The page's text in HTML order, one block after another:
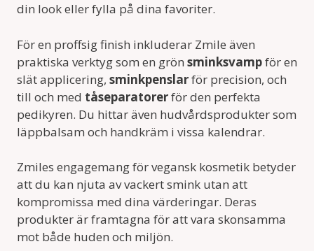
din look eller fylla på dina favoriter.
För en proffsig finish inkluderar Zmile även
praktiska verktyg som en grön sminksvampför en
slät applicering, sminkpenslarför precision, och
till och med tåseparatorerför den perfekta
pedikyren. Du hittar även hudvårdsprodukter som
läppbalsam och handkräm i vissa kalendrar.
Zmiles engagemang för vegansk kosmetik betyder
att du kan njuta av vackert smink utan att
kompromissa med dina värderingar. Deras
produkter är framtagna för att vara skonsamma
mot både huden och miljön.